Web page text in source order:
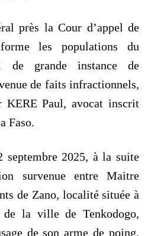
près la Cour d’appel de
les populations du
de grande instance de
de faits infractionnels,
KERE Paul, avocat inscrit
Faso.
2025, à la suite
survenue entre Maitre
de Zano, localité située à
de la ville de Tenkodogo,
de son arme de poing,